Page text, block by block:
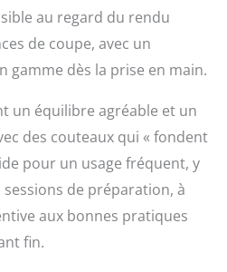
la viande. 【Noyau en
Acier VG-10 de Qualité
Supérieure】Le
couteau de cuisine est
noyau de coupe
professionnel en super
acier VG-10, qui a une
dureté élevée de 60 ± 2
HRC, des
caractéristiques
anticorrosion et
résistantes à l'usure.
au regard du rendu
de coupe, avec un
gamme dès la prise en main.
un équilibre agréable et un
des couteaux qui « fondent
pour un usage fréquent, y
de préparation, à
aux bonnes pratiques
fin.